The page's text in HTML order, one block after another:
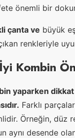
önemli bir
çanta ve büyük
renkleriyle
Kombin
yaparken
Farklı
Örneğin, düz
aynı desende